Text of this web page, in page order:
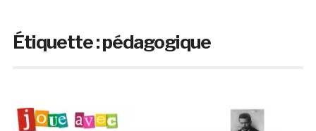
Étiquette :pédagogique